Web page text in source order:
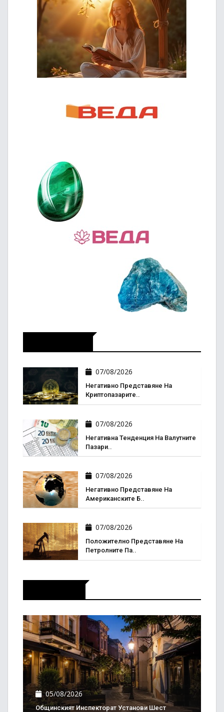
07/08/2026
Негативно Представяне На
Криптопазарите..
07/08/2026
Негативна Тенденция На Валутните
Пазари..
07/08/2026
Негативно Представяне На
Американските Б..
07/08/2026
Положително Представяне На
Петролните Па..
05/08/2026
Общинският Инспекторат Установи Шест